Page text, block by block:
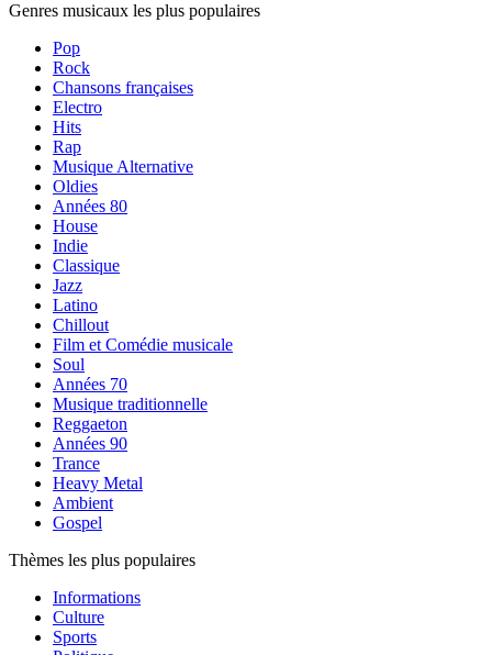
Genres musicaux les plus populaires
Pop
Rock
Chansons françaises
Electro
Hits
Rap
Musique Alternative
Oldies
Années 80
House
Indie
Classique
Jazz
Latino
Chillout
Film et Comédie musicale
Soul
Années 70
Musique traditionnelle
Reggaeton
Années 90
Trance
Heavy Metal
Ambient
Gospel
Thèmes les plus populaires
Informations
Culture
Sports